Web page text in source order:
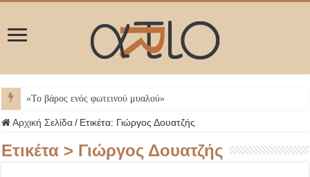
ΜΥΚ
Αρχική Σελίδα / Ετικέτα: Γιώργος Δουατζής
Ετικέτα > Γιώργος Δουατζής